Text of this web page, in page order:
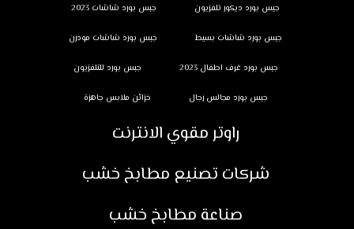
جبس بورد ديكور تلفزيون جبس بورد شاشات 2023
جبس بورد شاشات بسيط جبس بورد شاشات مودرن
جبس بورد غرف اطفال 2023 جبس بورد للتلفزيون
جبس بورد مجالس رجال خزائن ملابس جاهزة
راوتر مقوي الانترنت
شركات تصنيع مطابخ خشب
صناعة مطابخ خشب